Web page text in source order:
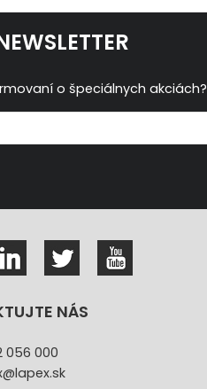
o špeciálnych akciách?
NÁS
056 000